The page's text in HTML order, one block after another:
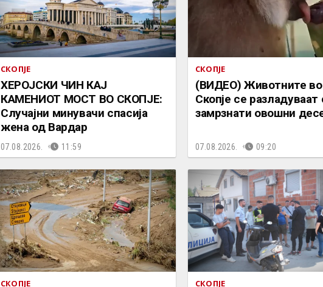
СКОПЈЕ
ХЕРОЈСКИ ЧИН КАЈ
КАМЕНИОТ МОСТ ВО СКОПЈЕ:
Случајни минувачи спасија
жена од Вардар
07.08.2026. 11:59
СКОПЈЕ
(ВИДЕО) Животните
Скопје се разладуваат
замрзнати овошни
07.08.2026. 09:20
СКОПЈЕ СКОПЈЕ